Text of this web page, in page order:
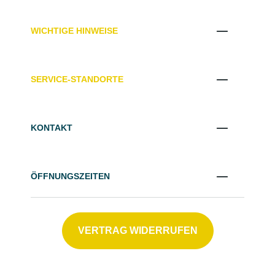
WICHTIGE HINWEISE
SERVICE-STANDORTE
KONTAKT
ÖFFNUNGSZEITEN
VERTRAG WIDERRUFEN